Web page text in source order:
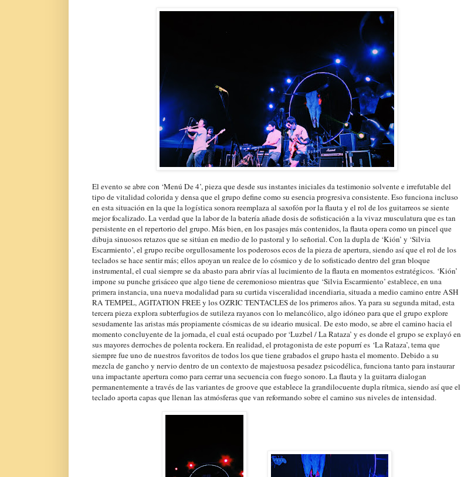
El evento se abre con ‘Menú De 4’, pieza que desde sus instantes iniciales da testimonio solvente e irrefutable del
tipo de vitalidad colorida y densa que el grupo define como su esencia progresiva consistente. Eso funciona incluso
en esta situación en la que la logística sonora reemplaza al saxofón por la flauta y el rol de los guitarreos se siente
mejor focalizado. La verdad que la labor de la batería añade dosis de sofisticación a la vivaz musculatura que es tan
persistente en el repertorio del grupo. Más bien, en los pasajes más contenidos, la flauta opera como un pincel que
dibuja sinuosos retazos que se sitúan en medio de lo pastoral y lo señorial. Con la dupla de ‘Kión’ y ‘Silvia
Escarmiento’, el grupo recibe orgullosamente los poderosos ecos de la pieza de apertura, siendo así que el rol de los
teclados se hace sentir más; ellos apoyan un realce de lo cósmico y de lo sofisticado dentro del gran bloque
instrumental, el cual siempre se da abasto para abrir vías al lucimiento de la flauta en momentos estratégicos. ‘Kión’
impone su punche grisáceo que algo tiene de ceremonioso mientras que ‘Silvia Escarmiento’ establece, en una
primera instancia, una nueva modalidad para su curtida visceralidad incendiaria, situada a medio camino entre ASH
RA TEMPEL, AGITATION FREE y los OZRIC TENTACLES de los primeros años. Ya para su segunda mitad, esta
tercera pieza explora subterfugios de sutileza rayanos con lo melancólico, algo idóneo para que el grupo explore
sesudamente las aristas más propiamente cósmicas de su ideario musical. De esto modo, se abre el camino hacia el
momento concluyente de la jornada, el cual está ocupado por ‘Luzbel / La Rataza’ y es donde el grupo se explayó en
sus mayores derroches de polenta rockera. En realidad, el protagonista de este popurrí es ‘La Rataza’, tema que
siempre fue uno de nuestros favoritos de todos los que tiene grabados el grupo hasta el momento. Debido a su
mezcla de gancho y nervio dentro de un contexto de majestuosa pesadez psicodélica, funciona tanto para instaurar
una impactante apertura como para cerrar una secuencia con fuego sonoro. La flauta y la guitarra dialogan
permanentemente a través de las variantes de groove que establece la grandilocuente dupla rítmica, siendo así que el
teclado aporta capas que llenan las atmósferas que van reformando sobre el camino sus niveles de intensidad.